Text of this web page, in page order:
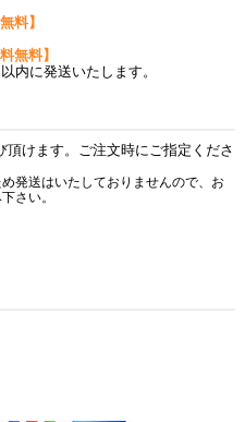
料】
無料】
内に発送いたします。
けます。ご注文時にご指定くださ
発送はいたしておりませんので、お
さい。